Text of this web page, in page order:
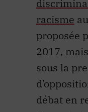
racisme
proposée
2017,
sous la
débat en